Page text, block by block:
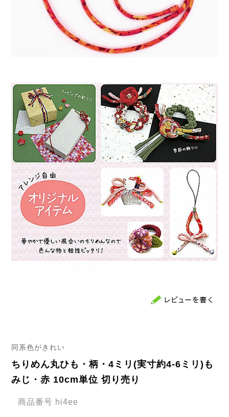
同系色がきれい
ちりめん丸ひも・柄・4ミリ(実寸約4-6ミリ)も
みじ・赤 10cm単位 切り売り
商品番号 hi4ee